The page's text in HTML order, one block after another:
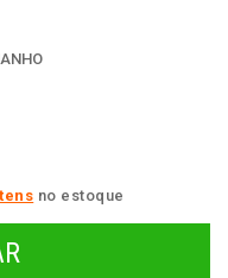
no estoque